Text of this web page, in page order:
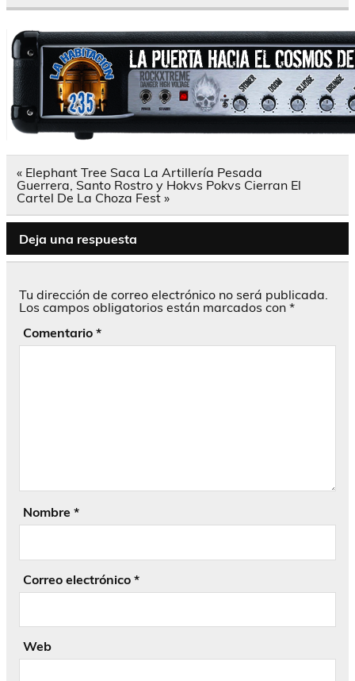
Navegación
de
entradas
« Elephant Tree Saca La Artillería Pesada
Guerrera, Santo Rostro y Hokvs Pokvs Cierran El
Cartel De La Choza Fest »
Deja una respuesta
Tu dirección de correo electrónico no será publicada.
Los campos obligatorios están marcados con *
Comentario *
Nombre *
Correo electrónico *
Web